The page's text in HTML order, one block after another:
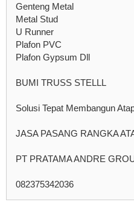
Genteng Metal
Metal Stud
U Runner
Plafon PVC
Plafon Gypsum Dll
BUMI TRUSS STELLL
Solusi Tepat Membangun
JASA PASANG RANGKA
PT PRATAMA ANDRE
082375342036